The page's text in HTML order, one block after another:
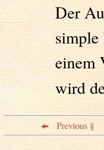
Der
simple
einem
wird
Previous §